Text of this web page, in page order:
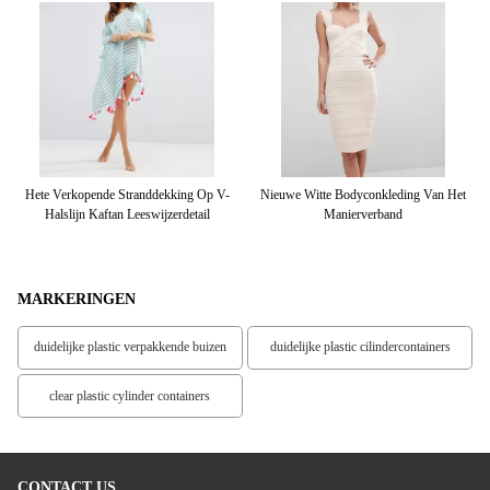
Hete Verkopende Stranddekking Op V-
Halslijn Kaftan Leeswijzerdetail
Nieuwe Witte Bodyconkleding Van Het
Manierverband
MARKERINGEN
duidelijke plastic verpakkende buizen duidelijke plastic cilindercontainers
clear plastic cylinder containers